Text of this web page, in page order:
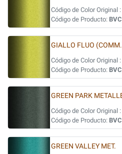
Código de Color Original :
Código de Producto:
GIALLO FLUO
Código de Color Original :
Código de Producto:
GREEN PARK
Código de Color Original :
Código de Producto:
GREEN VALLEY MET.